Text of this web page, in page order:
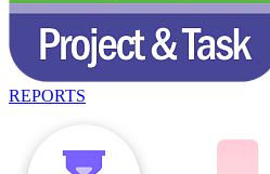
REPORTS